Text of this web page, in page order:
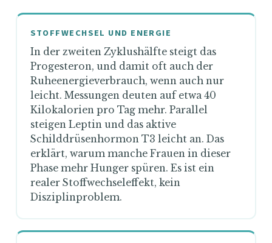
STOFFWECHSEL UND ENERGIE
In der zweiten Zyklushälfte steigt das
Progesteron, und damit oft auch der
Ruheenergieverbrauch, wenn auch nur
leicht. Messungen deuten auf etwa 40
Kilokalorien pro Tag mehr. Parallel
steigen Leptin und das aktive
Schilddrüsenhormon T3 leicht an. Das
erklärt, warum manche Frauen in dieser
Phase mehr Hunger spüren. Es ist ein
realer Stoffwechseleffekt, kein
Disziplinproblem.